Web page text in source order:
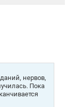
нервов,
Пока